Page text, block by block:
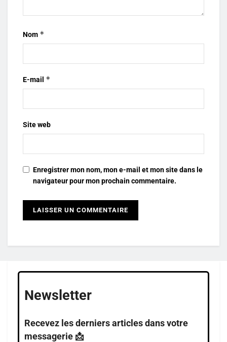
Nom *
E-mail *
Site web
Enregistrer mon nom, mon e-mail et mon site dans le
navigateur pour mon prochain commentaire.
Newsletter
Recevez les derniers articles dans votre
messagerie 📩